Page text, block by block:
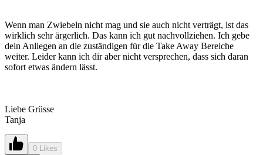
Wenn man Zwiebeln nicht mag und sie auch nicht verträgt, ist das
wirklich sehr ärgerlich. Das kann ich gut nachvollziehen. Ich gebe
dein Anliegen an die zuständigen für die Take Away Bereiche
weiter. Leider kann ich dir aber nicht versprechen, dass sich daran
sofort etwas ändern lässt.
Liebe Grüsse
Tanja
0 Likes